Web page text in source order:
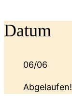
Datum
06/06
Abgelaufen!